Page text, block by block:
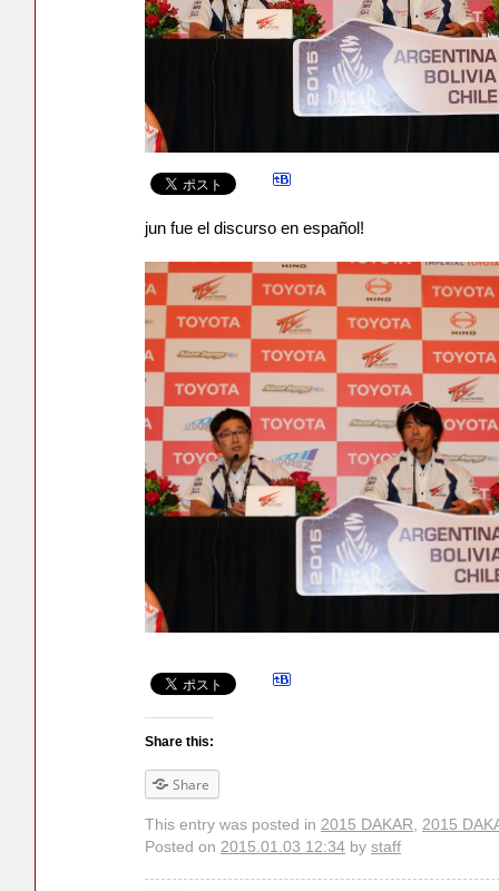
jun fue el discurso en español!
Share this:
Share
This entry was posted in 2015 DAKAR, 2015
Posted on 2015.01.03 12:34 by staff